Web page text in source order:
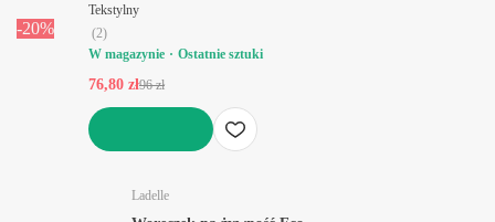
-20%
Tekstylny
(2)
W magazynie
Ostatnie sztuki
76,80 zł96 zł
Ladelle